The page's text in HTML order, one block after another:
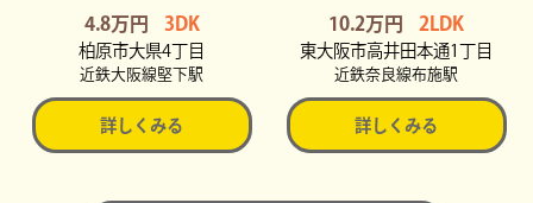
4.8万円 3DK
柏原市大県4丁目
近鉄大阪線堅下駅
詳しくみる
10.2万円 2LDK
東大阪市高井田本通1丁目
近鉄奈良線布施駅
詳しくみる